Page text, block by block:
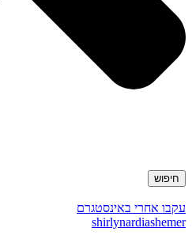
חיפוש
עקבו אחרי באינסטגרם
shirlynardiashemer